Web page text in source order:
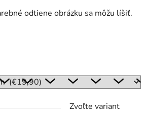
odtiene obrázku sa môžu líšiť.
Zvoľte variant